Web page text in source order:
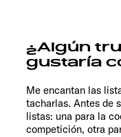
¿Algún
gustaría
Me encantan las
tacharlas. Antes de
listas: una para la
competición, otra